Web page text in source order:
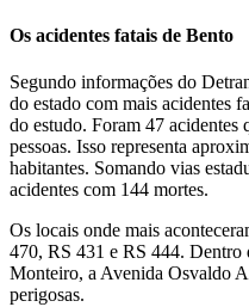
Os acidentes fatais de Bento
Segundo informações do
do estado com mais acidentes
do estudo. Foram 47 acidentes
pessoas. Isso representa
habitantes. Somando vias
acidentes com 144 mortes.
Os locais onde mais
470, RS 431 e RS 444. Dentro
Monteiro, a Avenida Osvaldo
perigosas.